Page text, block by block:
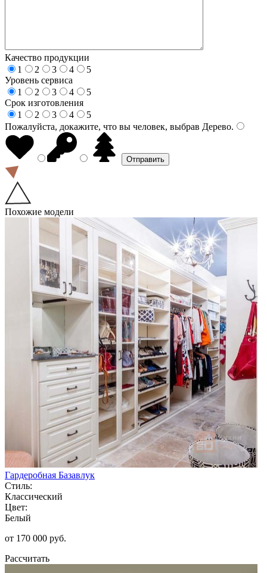
Качество продукции
1
2 3 4
5
Уровень сервиса
1
2 3 4
5
Срок изготовления
1
2 3 4
5
Пожалуйста, докажите, что вы человек, выбрав Дерево.
Похожие модели
Гардеробная Базавлук
Стиль:
Классический
Цвет:
Белый
от 170 000 руб.
Рассчитать